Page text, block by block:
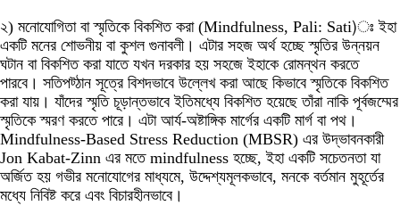
২) মনোযোগিতা বা স্মৃতিকে বিকশিত করা (Mindfulness, Pali: Sati)ঃ ইহা
একটি মনের শোভনীয় বা কুশল গুনাবলী। এটার সহজ অর্থ হচ্ছে স্মৃতির উন্নয়ন
ঘটান বা বিকশিত করা যাতে যখন দরকার হয় সহজে ইহাকে রোমন্থন করতে
পারবে। সতিপট্ঠান সূত্রে বিশদভাবে উল্লেখ করা আছে কিভাবে স্মৃতিকে বিকশিত
করা যায়। যাঁদের স্মৃতি চূড়ান্তভাবে ইতিমধ্যে বিকশিত হয়েছে তাঁরা নাকি পূর্বজম্মের
স্মৃতিকে স্মরণ করতে পারে। এটা আর্য-অষ্টাঙ্গিক মার্গের একটি মার্গ বা পথ।
Mindfulness-Based Stress Reduction (MBSR) এর উদ্ভাবনকারী
Jon Kabat-Zinn এর মতে mindfulness হচ্ছে, ইহা একটি সচেতনতা যা
অর্জিত হয় গভীর মনোযোগের মাধ্যমে, উদ্দেশ্যমূলকভাবে, মনকে বর্তমান মুহূর্তের
মধ্যে নিবিষ্ট করে এবং বিচারহীনভাবে।